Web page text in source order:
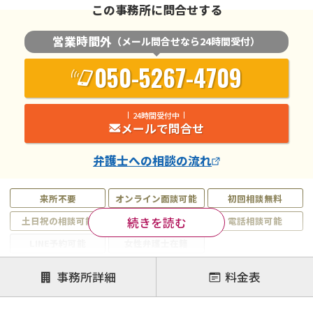
来所不要 オンライン面談可能
初回相談無料
土日祝の相談可能
19時以降電話可能
電話相談可能
注力案件
離婚前相談
離婚調停
離婚裁判
続きを読む
この事務所に問合せする
営業時間外 （メール問合せなら24時間受付）
050-5267-4709
24時間受付中
メールで問合せ
弁護士への相談の流れ
事務所詳細 料金表